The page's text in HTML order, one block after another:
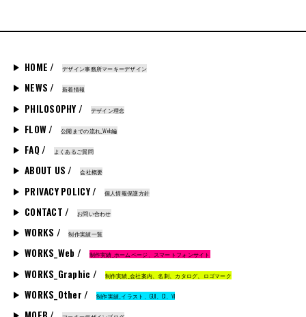
HOME / デザイン事務所マーキーデザイン
NEWS / 新着情報
PHILOSOPHY / デザイン理念
FLOW / 公開までの流れ_Web編
FAQ / よくあるご質問
ABOUT US / 会社概要
PRIVACY POLICY / 個人情報保護方針
CONTACT / お問い合わせ
WORKS / 制作実績一覧
WORKS_Web / 制作実績_ホームページ、スマートフォンサイト
WORKS_Graphic / 制作実績_会社案内、名刺、カタログ、ロゴマーク
WORKS_Other / 制作実績_イラスト、GUI、CI、VI